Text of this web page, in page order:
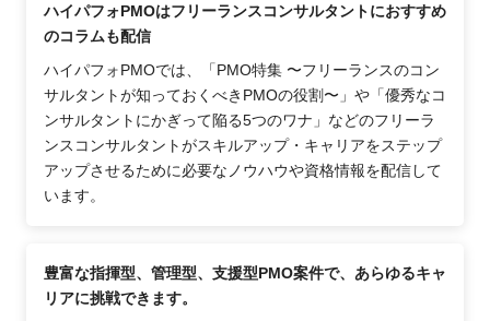
ハイパフォPMOはフリーランスコンサルタントにおすすめ
のコラムも配信
ハイパフォPMOでは、「PMO特集 〜フリーランスのコン
サルタントが知っておくべきPMOの役割〜」や「優秀なコ
ンサルタントにかぎって陥る5つのワナ」などのフリーラ
ンスコンサルタントがスキルアップ・キャリアをステップ
アップさせるために必要なノウハウや資格情報を配信して
います。
豊富な指揮型、管理型、支援型PMO案件で、あらゆるキャ
リアに挑戦できます。